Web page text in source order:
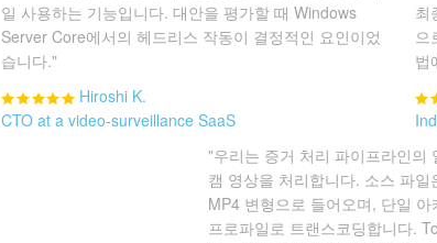
일 사용하는 기능입니다. 대안을 평가할 때 Windows
Server Core에서의 헤드리스 작동이 결정적인 요인이었
습니다."
Hiroshi K.
CTO at a video-surveillance SaaS
최
으
법
"우리는 증거 처리 파이프라인의
캠 영상을 처리합니다. 소스 파일
MP4 변형으로 들어오며, 단일
프로파일로 트랜스코딩합니다.